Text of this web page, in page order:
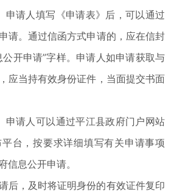
申请人填写《申请表》后，可以通过
请。通过信函方式申请的，应在信封
开申请”字样。申请人如申请获取与
应当持有效身份证件，当面提交书面
申请人可以通过平江县政府门户网站
台，按要求详细填写有关申请事项
信息公开申请。
后，及时将证明身份的有效证件复印